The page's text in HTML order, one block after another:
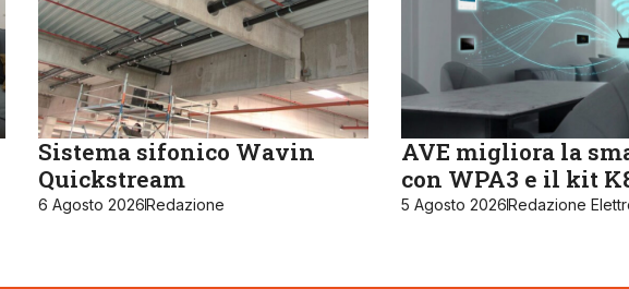
Sistema sifonico Wavin
Quickstream
6 Agosto 2026Redazione
AVE migliora la
con WPA3 e il kit
5 Agosto 2026Redazione